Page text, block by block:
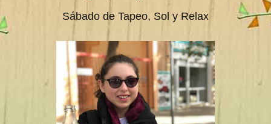
Sábado de Tapeo, Sol y Relax